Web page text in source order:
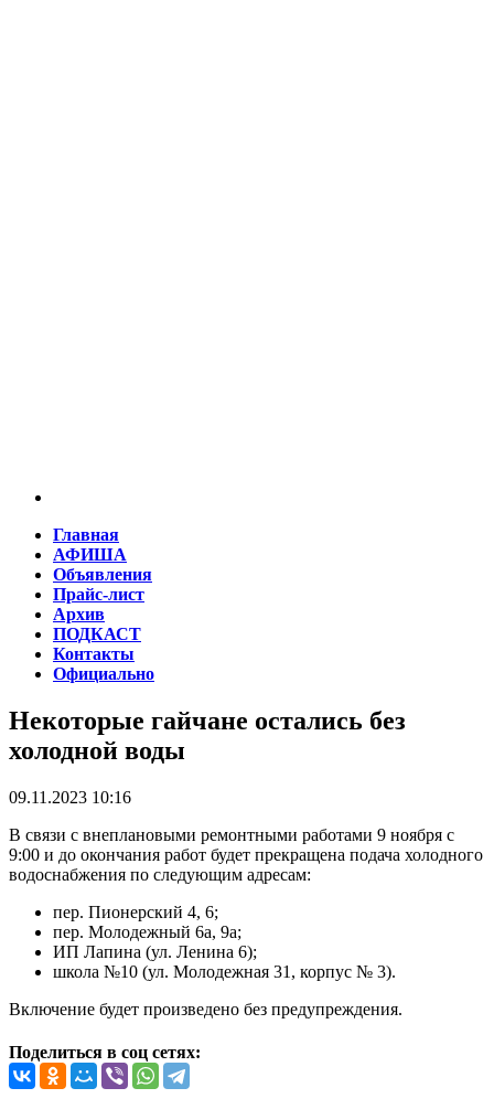
Главная
АФИША
Объявления
Прайс-лист
Архив
ПОДКАСТ
Контакты
Официально
Некоторые гайчане остались без
холодной воды
09.11.2023 10:16
В связи с внеплановыми ремонтными работами 9 ноября с
9:00 и до окончания работ будет прекращена подача холодного
водоснабжения по следующим адресам:
пер. Пионерский 4, 6;
пер. Молодежный 6а, 9а;
ИП Лапина (ул. Ленина 6);
школа №10 (ул. Молодежная 31, корпус № 3).
Включение будет произведено без предупреждения.
Поделиться в соц сетях: